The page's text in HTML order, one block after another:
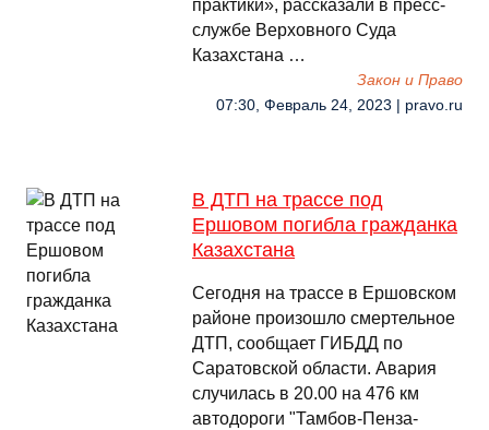
практики», рассказали в пресс-
службе Верховного Суда
Казахстана …
Закон и Право
07:30, Февраль 24, 2023 | pravo.ru
В ДТП на трассе под
Ершовом погибла гражданка
Казахстана
Сегодня на трассе в Ершовском
районе произошло смертельное
ДТП, сообщает ГИБДД по
Саратовской области. Авария
случилась в 20.00 на 476 км
автодороги "Тамбов-Пенза-